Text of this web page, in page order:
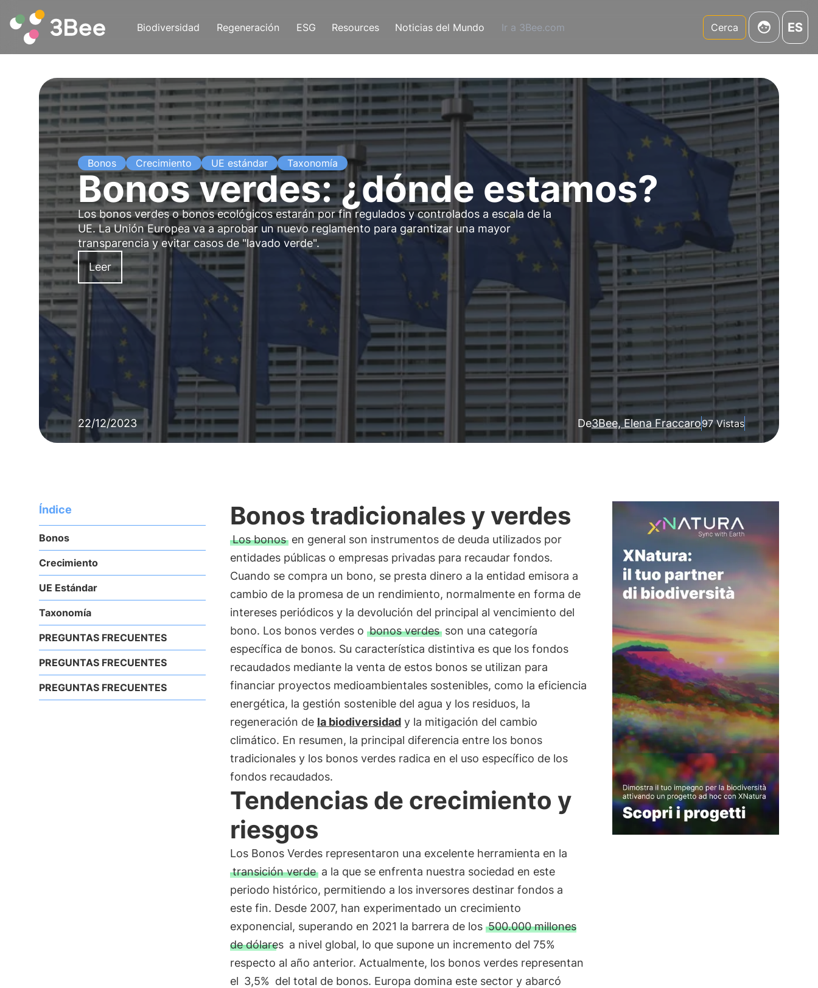
Biodiversidad Regeneración ESG Resources Noticias del Mundo Ir a 3Bee.com Cerca ES
Bonos Crecimiento UE estándar Taxonomía
Bonos verdes: ¿dónde estamos?
Los bonos verdes o bonos ecológicos estarán por fin regulados y controlados a escala de la
UE. La Unión Europea va a aprobar un nuevo reglamento para garantizar una mayor
transparencia y evitar casos de "lavado verde".
Leer
22/12/2023 De3Bee, Elena Fraccaro97 Vistas
Índice
Bonos
Crecimiento
UE Estándar
Taxonomía
PREGUNTAS FRECUENTES
PREGUNTAS FRECUENTES
PREGUNTAS FRECUENTES
Bonos tradicionales y verdes
Los bonosen general son instrumentos de deuda utilizados por
entidades públicas o empresas privadas para recaudar fondos.
Cuando se compra un bono, se presta dinero a la entidad emisora a
cambio de la promesa de un rendimiento, normalmente en forma de
intereses periódicos y la devolución del principal al vencimiento del
bono. Los bonos verdes o bonos verdesson una categoría
específica de bonos. Su característica distintiva es que los fondos
recaudados mediante la venta de estos bonos se utilizan para
financiar proyectos medioambientales sostenibles, como la eficiencia
energética, la gestión sostenible del agua y los residuos, la
regeneración de la biodiversidady la mitigación del cambio
climático. En resumen, la principal diferencia entre los bonos
tradicionales y los bonos verdes radica en el uso específico de los
fondos recaudados.
Tendencias de crecimiento y
riesgos
Los Bonos Verdes representaron una excelente herramienta en la
transición verdea la que se enfrenta nuestra sociedad en este
periodo histórico, permitiendo a los inversores destinar fondos a
este fin. Desde 2007, han experimentado un crecimiento
exponencial, superando en 2021 la barrera de los 500.000 millones
de dólares a nivel global, lo que supone un incremento del 75%
respecto al año anterior. Actualmente, los bonos verdes representan
el 3,5% del total de bonos. Europa domina este sector y abarcó